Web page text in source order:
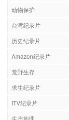
动物保护
台湾纪录片
历史纪录片
Amazon纪录片
荒野生存
求生纪录片
ITV纪录片
生态地理